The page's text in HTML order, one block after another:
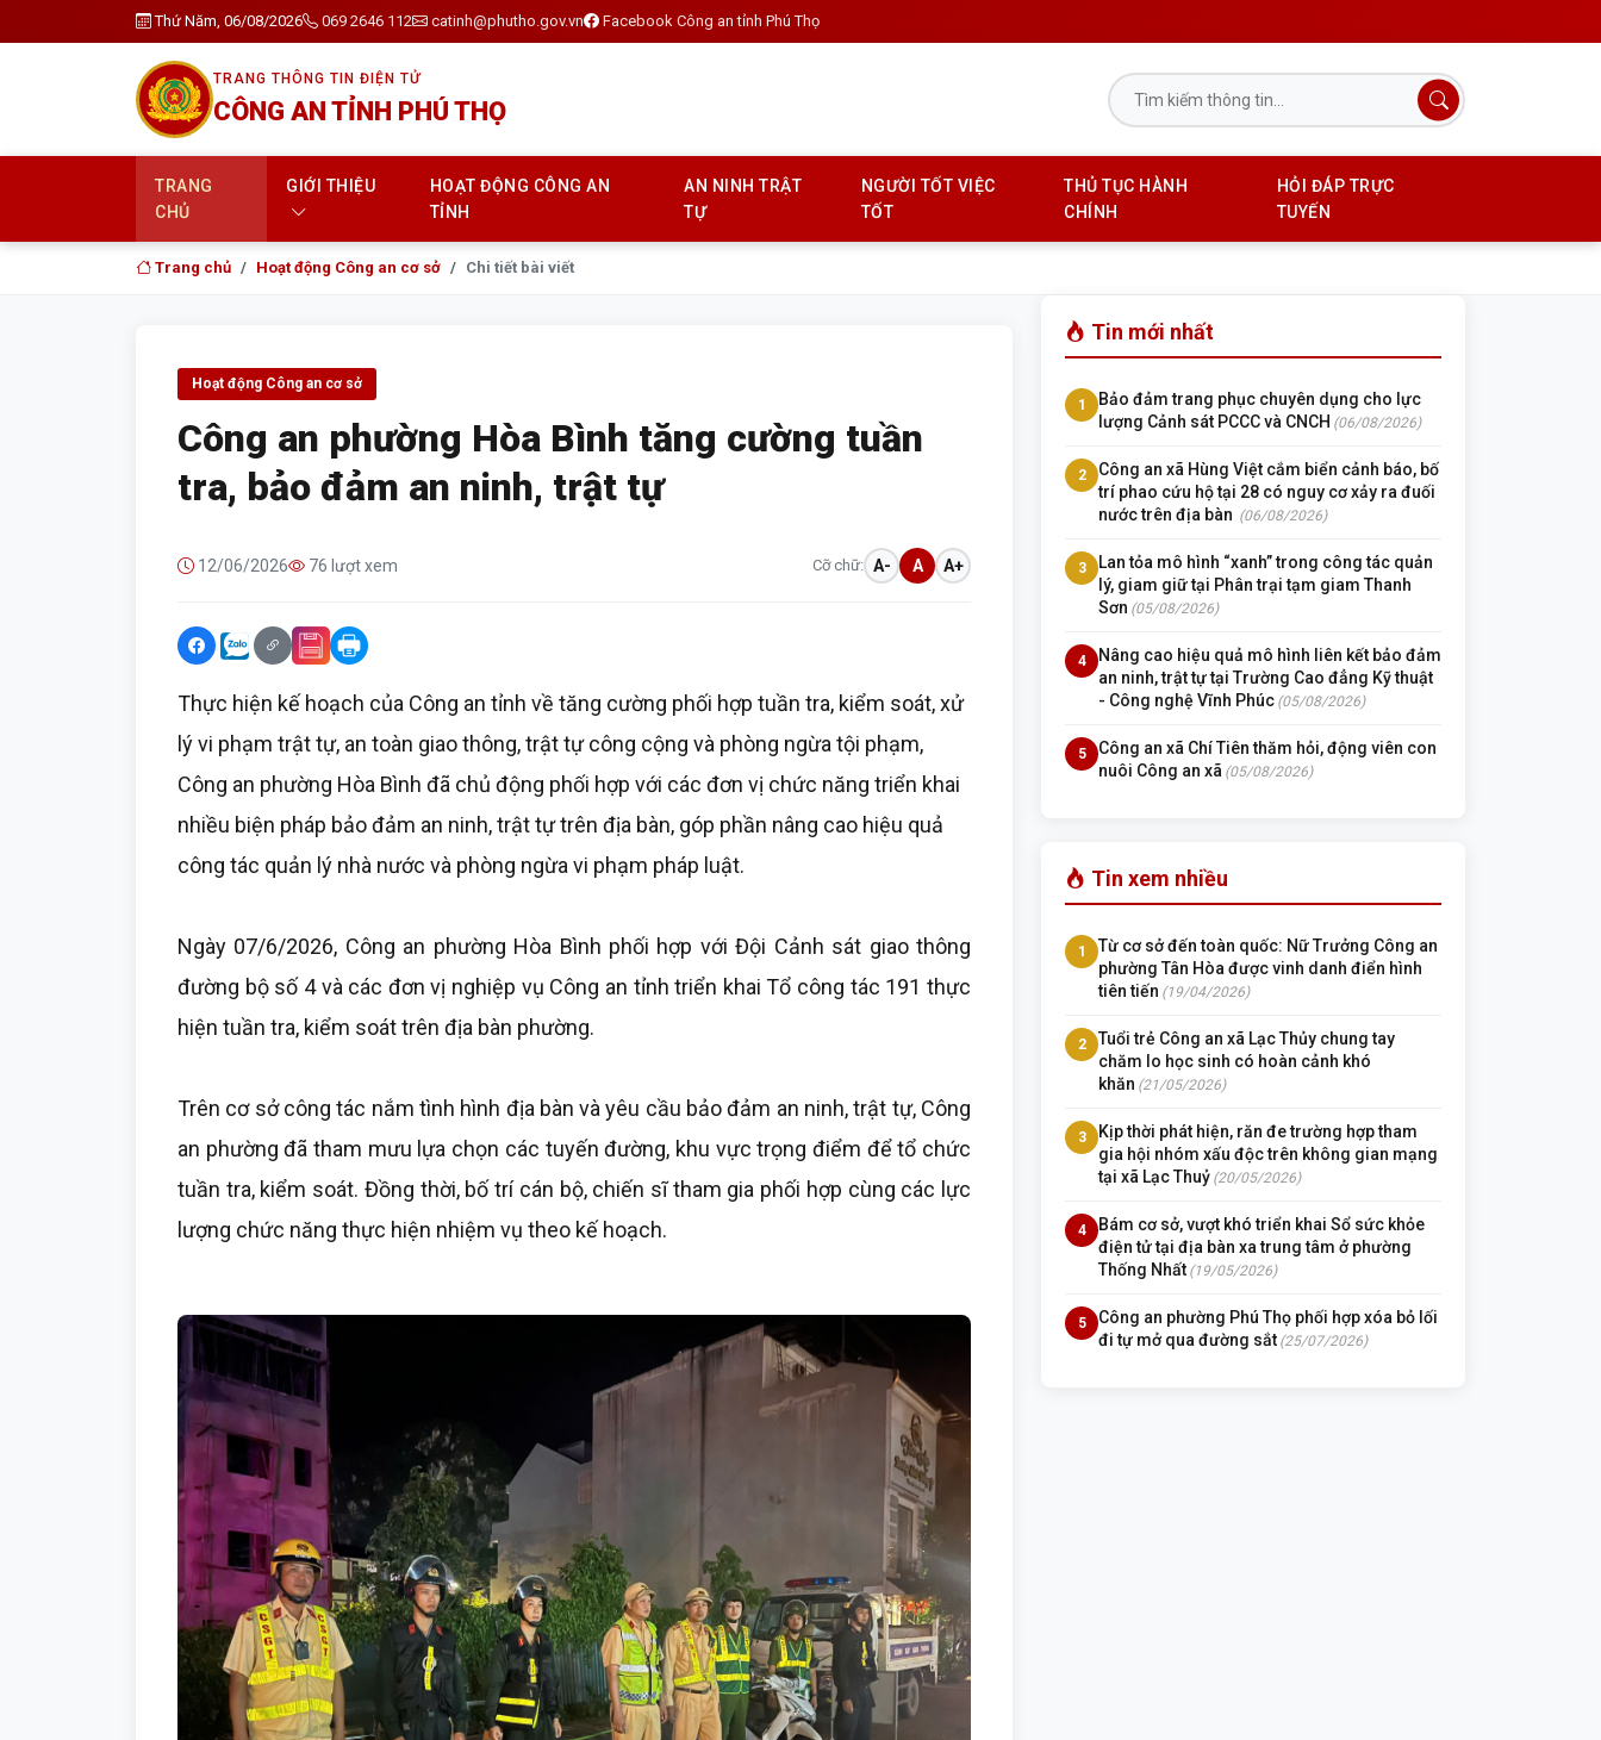
Thứ Năm, 06/08/2026 069 2646 112 catinh@phutho.gov.vn Facebook Công an tỉnh Phú Thọ
TRANG THÔNG TIN ĐIỆN TỬ
CÔNG AN TỈNH PHÚ THỌ
TRANG
CHỦ
GIỚI THIỆU
HOẠT ĐỘNG CÔNG AN
TỈNH
AN NINH TRẬT
TỰ
NGƯỜI TỐT VIỆC
TỐT
THỦ TỤC HÀNH
CHÍNH
HỎI ĐÁP TRỰC
TUYẾN
Trang chủ Hoạt động Công an cơ sở Chi tiết bài viết
Hoạt động Công an cơ sở
Công an phường Hòa Bình tăng cường tuần
tra, bảo đảm an ninh, trật tự
12/06/2026 76 lượt xem Cỡ chữ: A- A A+
Thực hiện kế hoạch của Công an tỉnh về tăng cường phối hợp tuần tra, kiểm soát, xử
lý vi phạm trật tự, an toàn giao thông, trật tự công cộng và phòng ngừa tội phạm,
Công an phường Hòa Bình đã chủ động phối hợp với các đơn vị chức năng triển khai
nhiều biện pháp bảo đảm an ninh, trật tự trên địa bàn, góp phần nâng cao hiệu quả
công tác quản lý nhà nước và phòng ngừa vi phạm pháp luật.
Ngày 07/6/2026, Công an phường Hòa Bình phối hợp với Đội Cảnh sát giao thông
đường bộ số 4 và các đơn vị nghiệp vụ Công an tỉnh triển khai Tổ công tác 191 thực
hiện tuần tra, kiểm soát trên địa bàn phường.
Trên cơ sở công tác nắm tình hình địa bàn và yêu cầu bảo đảm an ninh, trật tự, Công
an phường đã tham mưu lựa chọn các tuyến đường, khu vực trọng điểm để tổ chức
tuần tra, kiểm soát. Đồng thời, bố trí cán bộ, chiến sĩ tham gia phối hợp cùng các lực
lượng chức năng thực hiện nhiệm vụ theo kế hoạch.
Tin mới nhất
1
Bảo đảm trang phục chuyên dụng cho lực
lượng Cảnh sát PCCC và CNCH (06/08/2026)
2
Công an xã Hùng Việt cắm biển cảnh báo, bố
trí phao cứu hộ tại 28 có nguy cơ xảy ra đuối
nước trên địa bàn (06/08/2026)
3
Lan tỏa mô hình “xanh” trong công tác quản
lý, giam giữ tại Phân trại tạm giam Thanh
Sơn (05/08/2026)
4
Nâng cao hiệu quả mô hình liên kết bảo đảm
an ninh, trật tự tại Trường Cao đẳng Kỹ thuật
- Công nghệ Vĩnh Phúc (05/08/2026)
5
Công an xã Chí Tiên thăm hỏi, động viên con
nuôi Công an xã (05/08/2026)
Tin xem nhiều
1
Từ cơ sở đến toàn quốc: Nữ Trưởng Công an
phường Tân Hòa được vinh danh điển hình
tiên tiến (19/04/2026)
2
Tuổi trẻ Công an xã Lạc Thủy chung tay
chăm lo học sinh có hoàn cảnh khó
khăn (21/05/2026)
3
Kịp thời phát hiện, răn đe trường hợp tham
gia hội nhóm xấu độc trên không gian mạng
tại xã Lạc Thuỷ (20/05/2026)
4
Bám cơ sở, vượt khó triển khai Sổ sức khỏe
điện tử tại địa bàn xa trung tâm ở phường
Thống Nhất (19/05/2026)
5
Công an phường Phú Thọ phối hợp xóa bỏ lối
đi tự mở qua đường sắt (25/07/2026)